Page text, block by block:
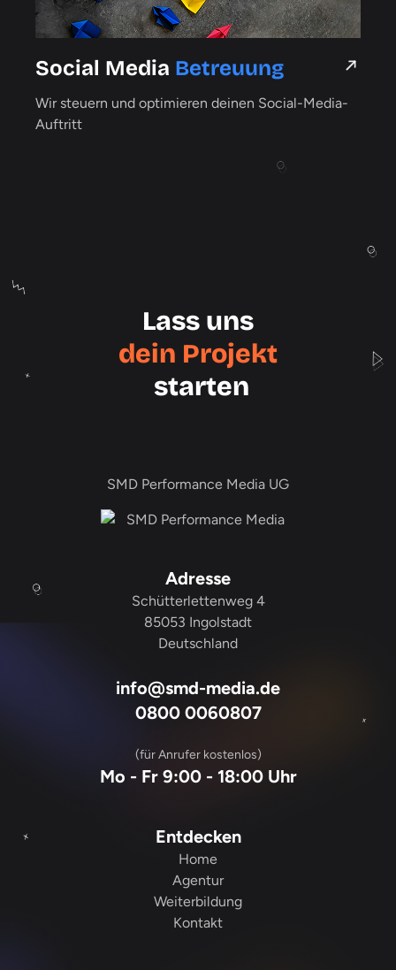
Social Media Betreuung
Wir steuern und optimieren deinen Social-Media-
Auftritt
Lass uns
dein Projekt
starten
SMD Performance Media UG
Adresse
Schütterlettenweg 4
85053 Ingolstadt
Deutschland
info@smd-media.de
0800 0060807
(für Anrufer kostenlos)
Mo - Fr 9:00 - 18:00 Uhr
Entdecken
Home
Agentur
Weiterbildung
Kontakt